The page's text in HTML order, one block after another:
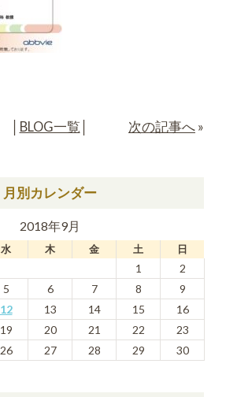
BLOG一覧 次の記事へ »
月別カレンダー
2018年9月
水 木 金 土 日
1
2
5 6 7 8
9
12 13 14 15
16
19 20 21 22
23
26 27 28 29 30